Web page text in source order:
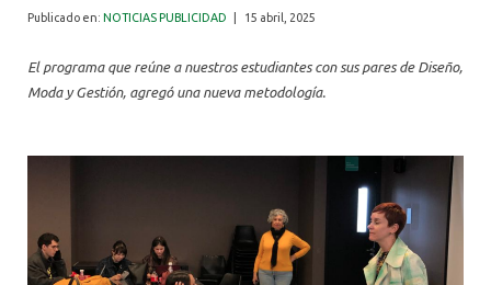
Publicado en: NOTICIAS PUBLICIDAD 15 abril, 2025
El programa que reúne a nuestros estudiantes con sus pares de Diseño,
Moda y Gestión, agregó una nueva metodología.